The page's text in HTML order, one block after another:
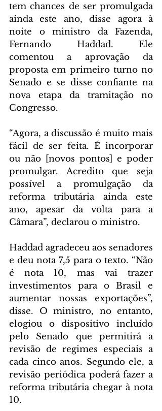
tem chances de ser promulgada
ainda este ano, disse agora à
noite o ministro da Fazenda,
Fernando Haddad. Ele
comentou a aprovação da
proposta em primeiro turno no
Senado e se disse confiante na
nova etapa da tramitação no
Congresso.
“Agora, a discussão é muito mais
fácil de ser feita. É incorporar
ou não [novos pontos] e poder
promulgar. Acredito que seja
possível a promulgação da
reforma tributária ainda este
ano, apesar da volta para a
Câmara”, declarou o ministro.
Haddad agradeceu aos senadores
e deu nota 7,5 para o texto. “Não
é nota 10, mas vai trazer
investimentos para o Brasil e
aumentar nossas exportações”,
disse. O ministro, no entanto,
elogiou o dispositivo incluído
pelo Senado que permitirá a
revisão de regimes especiais a
cada cinco anos. Segundo ele, a
revisão periódica poderá fazer a
reforma tributária chegar à nota
10.